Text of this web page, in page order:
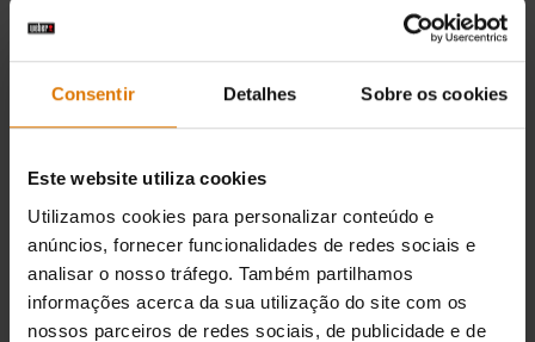
Consentir Detalhes Sobre os cookies
Este website utiliza cookies
Utilizamos cookies para personalizar conteúdo e
anúncios, fornecer funcionalidades de redes sociais e
analisar o nosso tráfego. Também partilhamos
informações acerca da sua utilização do site com os
nossos parceiros de redes sociais, de publicidade e de
Color Options
4.0 (130)
Color Options